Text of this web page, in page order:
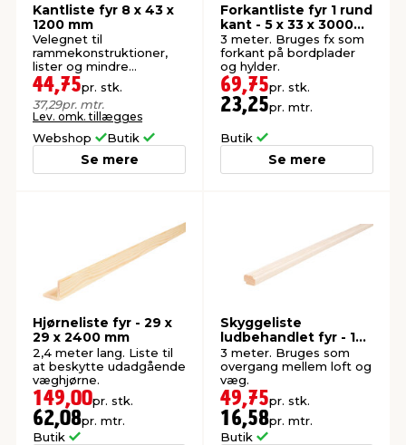
Kantliste fyr 8 x 43 x
1200 mm
Velegnet til
rammekonstruktioner,
lister og mindre
træprojekter.
44,75pr. stk.
37,29pr. mtr.
Lev. omk. tillægges
Webshop Butik
Se mere
Forkantliste fyr 1 rund
kant - 5 x 33 x 3000
mm
3 meter. Bruges fx som
forkant på bordplader
og hylder.
69,75pr. stk.
23,25pr. mtr.
Butik
Se mere
Hjørneliste fyr - 29 x
29 x 2400 mm
2,4 meter lang. Liste til
at beskytte udadgående
væghjørne.
149,00pr. stk.
62,08pr. mtr.
Butik
Skyggeliste
ludbehandlet fyr - 15
x 21 x 3000 mm
3 meter. Bruges som
overgang mellem loft og
væg.
49,75pr. stk.
16,58pr. mtr.
Butik